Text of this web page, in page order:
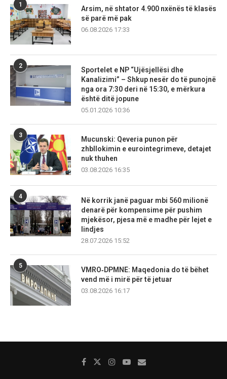
1
Arsim, në shtator 4.900 nxënës të klasës
së parë më pak
06.08.2026 17:33
2
Sportelet e NP “Ujësjellësi dhe
Kanalizimi” – Shkup nesër do të punojnë
nga ora 7:30 deri në 15:30, e mërkura
është ditë jopune
05.01.2026 10:36
3
Mucunski: Qeveria punon për
zhbllokimin e eurointegrimeve, detajet
nuk thuhen
03.08.2026 16:35
4
Në korrik janë paguar mbi 560 milionë
denarë për kompensime për pushim
mjekësor, pjesa më e madhe për lejet e
lindjes
28.07.2026 15:52
5
VMRO‑DPMNE: Maqedonia do të bëhet
vend më i mirë për të jetuar
03.08.2026 16:17